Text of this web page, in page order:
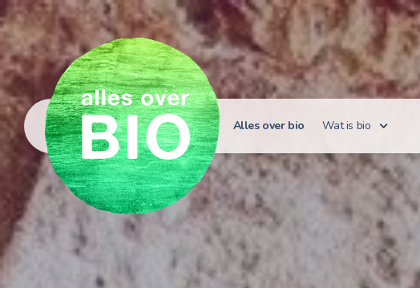
Alles over bio Wat is bio
Hoe herken je bio?
Bio innoveert
Bio en de wet
Bio in cijfers